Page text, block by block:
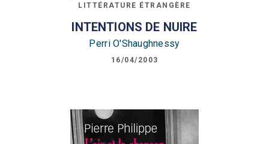
LITTÉRATURE ÉTRANGÈRE
INTENTIONS DE NUIRE
Perri O'Shaughnessy
16/04/2003